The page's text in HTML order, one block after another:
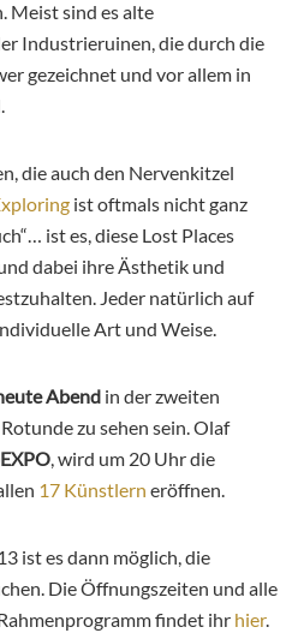
Meist sind es alte
Industrieruinen, die durch die
gezeichnet und vor allem in
die auch den Nervenkitzel
ist oftmals nicht ganz
ist es, diese Lost Places
dabei ihre Ästhetik und
Jeder natürlich auf
Art und Weise.
Abend in der zweiten
zu sehen sein. Olaf
, wird um 20 Uhr die
17 Künstlern eröffnen.
ist es dann möglich, die
Die Öffnungszeiten und alle
findet ihr hier.